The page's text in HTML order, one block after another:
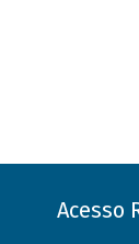
Acesso